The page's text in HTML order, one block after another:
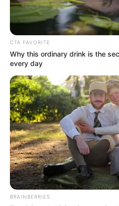
Όλα τα κείμενα και οι εικόνες
ΝΙΚΟΛΑΟΣ ΑΝΑΞΙΜΑΝΔΡΟΣ.
αναδημοσίευση και η
γραπτή άδεια του δημιουργού
δικαιώματος. Διαβάστε την
να το χρησιμοποιήσετε,
αποδέχεστε. Ο ιστότοπος
τους όρους
Επικοινωνήστε μαζί μας:
CTA FAVORITE
Why this ordinary drink is the
every day
BRAINBERRIES